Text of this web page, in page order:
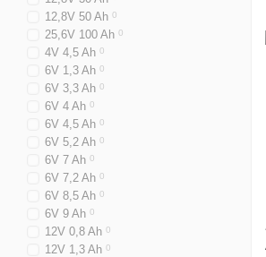
12,8V 50 Ah 0
25,6V 100 Ah 0
4V 4,5 Ah 0
6V 1,3 Ah 0
6V 3,3 Ah 0
6V 4 Ah 0
6V 4,5 Ah 0
6V 5,2 Ah 0
6V 7 Ah 0
6V 7,2 Ah 0
6V 8,5 Ah 0
6V 9 Ah 0
12V 0,8 Ah 0
12V 1,3 Ah 0